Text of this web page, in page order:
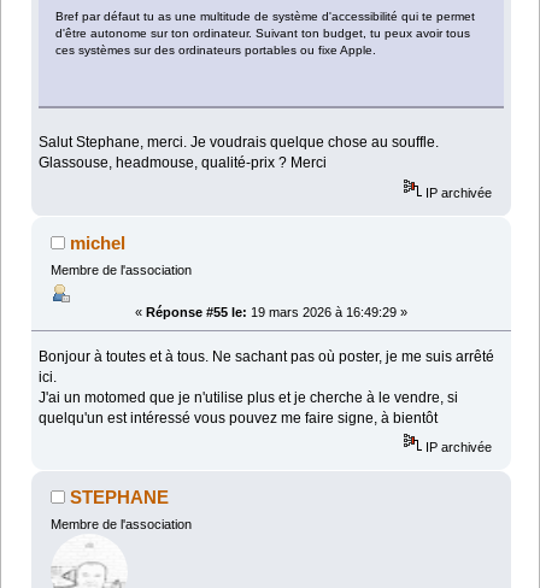
Bref par défaut tu as une multitude de système d'accessibilité qui te permet
d'être autonome sur ton ordinateur. Suivant ton budget, tu peux avoir tous
ces systèmes sur des ordinateurs portables ou fixe Apple.
Salut Stephane, merci. Je voudrais quelque chose au souffle.
Glassouse, headmouse, qualité-prix ? Merci
IP archivée
michel
Membre de l'association
« Réponse #55 le: 19 mars 2026 à 16:49:29 »
Bonjour à toutes et à tous. Ne sachant pas où poster, je me suis arrêté
ici.
J'ai un motomed que je n'utilise plus et je cherche à le vendre, si
quelqu'un est intéressé vous pouvez me faire signe, à bientôt
IP archivée
STEPHANE
Membre de l'association